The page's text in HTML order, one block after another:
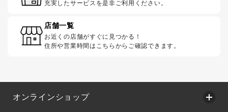
充実したサービスを是非ご利用ください。
店舗一覧
お近くの店舗がすぐに見つかる！
住所や営業時間はこちらからご確認できます。
オンラインショップ